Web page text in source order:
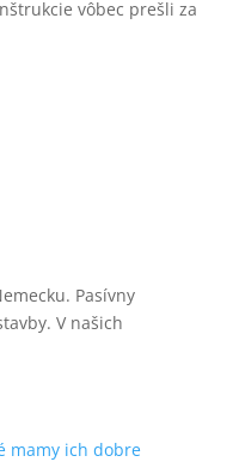
vôbec prešli za
Pasívny
V našich